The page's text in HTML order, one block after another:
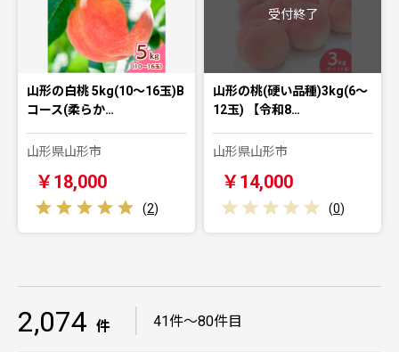
山形の白桃 5kg(10～16玉)B
コース(柔らか…
山形県山形市
￥18,000
(2)
受付終了
山形の桃(硬い品種)3kg(6～
12玉) 【令和8…
山形県山形市
￥14,000
(0)
2,074 件 41件～80件目